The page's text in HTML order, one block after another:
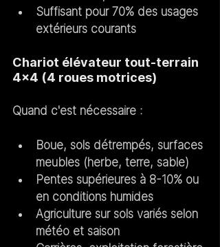
Suffisant pour 70% des usages
extérieurs courants
Chariot élévateur tout-terrain
4x4 (4 roues motrices)
Quand c'est nécessaire :
Boue, sols détrempés, surfaces
meubles (herbe, terre, sable)
Pentes supérieures à 8-10% ou
en conditions humides
Agriculture sur sols variés selon
météo et saison